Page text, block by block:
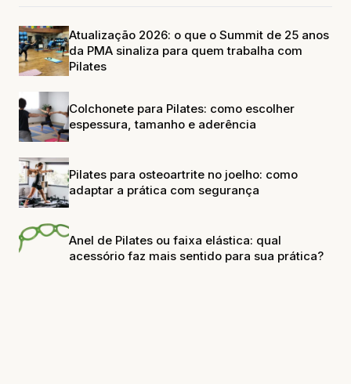
Atualização 2026: o que o Summit de 25 anos
da PMA sinaliza para quem trabalha com
Pilates
Colchonete para Pilates: como escolher
espessura, tamanho e aderência
Pilates para osteoartrite no joelho: como
adaptar a prática com segurança
Anel de Pilates ou faixa elástica: qual
acessório faz mais sentido para sua prática?